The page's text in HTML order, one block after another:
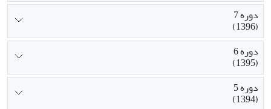
دوره 7
(1396)
دوره 6
(1395)
دوره 5
(1394)